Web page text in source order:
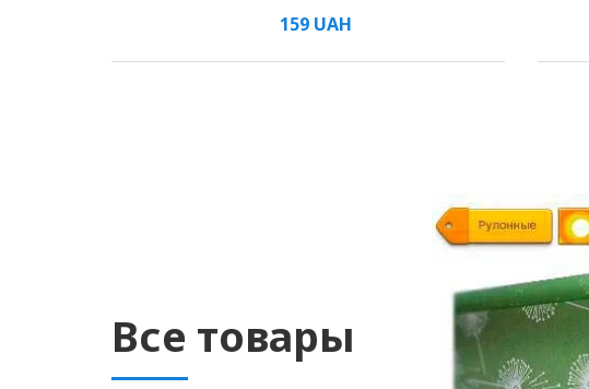
159 UAH
Все товары